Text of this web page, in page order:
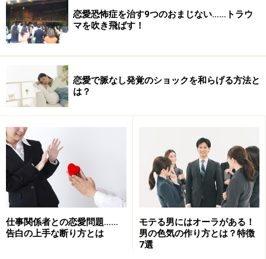
い。きっと今までになかった“手ごたえ”が得られるはず
です。（次のページに続く）
恋愛恐怖症を治す9つのおまじない……トラウ
マを吹き飛ばす！
恋愛で脈なし発覚のショックを和らげる方法と
は？
仕事関係者との恋愛問題……
告白の上手な断り方とは
モテる男にはオーラがある！
男の色気の作り方とは？特徴
7選